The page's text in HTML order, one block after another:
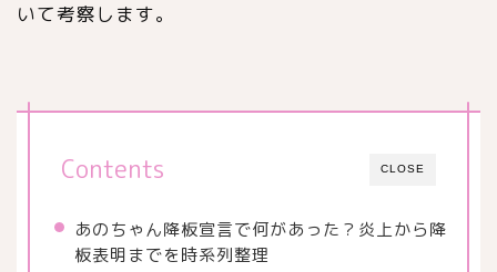
いて考察します。
CLOSE
Contents
あのちゃん降板宣言で何があった？炎上から降
板表明までを時系列整理